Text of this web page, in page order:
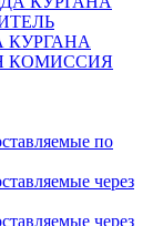
КУРГАНА
КОМИССИЯ
по
через
через